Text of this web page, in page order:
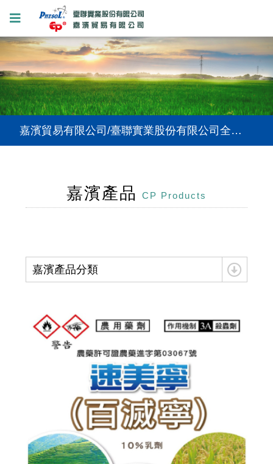
嘉濱貿易有限公司/臺聯實業股份有限公司全新網站上線，提供您更好的使用體驗。
嘉濱貿易有限公司/臺聯實業股份有限公司全新網站上線，提供您更好的使用體驗。
嘉濱產品 CP Products
嘉濱產品分類